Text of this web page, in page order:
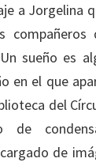
a Jorgelina
compañeros
sueño es
en el que
del
de
de